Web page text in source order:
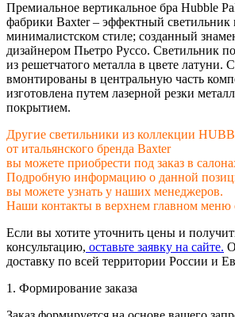
Премиальное вертикальное бра Hubble
фабрики Baxter – эффектный светильник
минималистском стиле; созданный
дизайнером Пьетро Руссо. Светильник
из решетчатого металла в цвете
вмонтированы в центральную часть
изготовлена путем лазерной резки
покрытием.
Другие светильники из коллекции
от итальянского бренда Baxter
вы можете приобрести под заказ в
Подробную информацию о данной
вы можете узнать у наших менеджеров.
Наши контакты в верхнем главном меню
Если вы хотите уточнить цены и
консультацию, оставьте заявку на сайте.
доставку по всей территории России и
1. Формирование заказа